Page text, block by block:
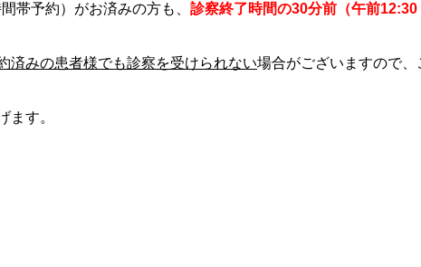
帯予約）がお済みの方も、 診察終了時間の30分前（午前
済みの患者様でも診察を受けられない場合がございますので、
ます。